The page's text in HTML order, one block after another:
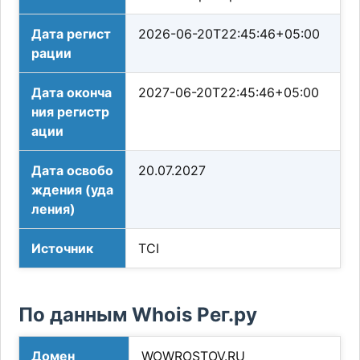
Дата регист
рации
2026-06-20T22:45:46+05:00
Дата оконча
ния регистр
ации
2027-06-20T22:45:46+05:00
Дата освобо
ждения (уда
ления)
20.07.2027
Источник TCI
По данным Whois Рег.ру
Домен WOWROSTOV.RU